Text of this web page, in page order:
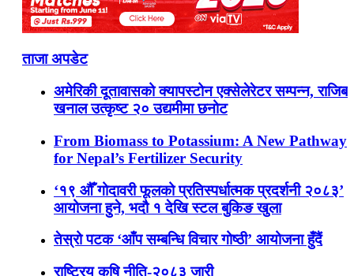
ताजा अपडेट
अमेरिकी दूतावासको क्यापस्टोन एक्सेलेरेटर सम्पन्न, राजिब
खनाल उत्कृष्ट २० उद्यमीमा छनोट
From Biomass to Potassium: A New Pathway
for Nepal’s Fertilizer Security
‘१९ औँ गोदावरी फूलको प्रतिस्पर्धात्मक प्रदर्शनी २०८३’
आयोजना हुने, भदौ १ देखि स्टल बुकिङ खुला
तेस्रो पटक ‘आँप सम्बन्धि विचार गोष्ठी’ आयोजना हुँदैं
राष्ट्रिय कृषि नीति-२०८३ जारी